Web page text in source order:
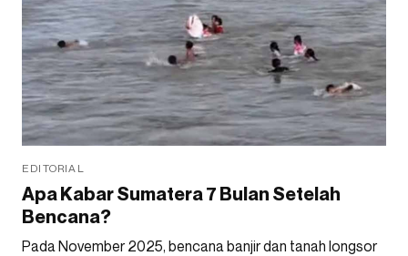
EDITORIAL
Apa Kabar Sumatera 7 Bulan Setelah
Bencana?
Pada November 2025, bencana banjir dan tanah longsor